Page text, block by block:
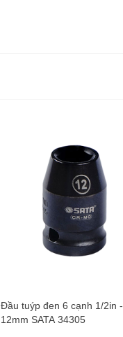
Đầu tuýp đen 6 cạnh 1/2in -
12mm SATA 34305